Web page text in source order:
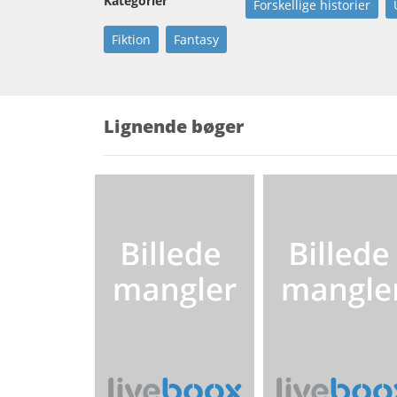
Forskellige historier
Fiktion Fantasy
Lignende bøger